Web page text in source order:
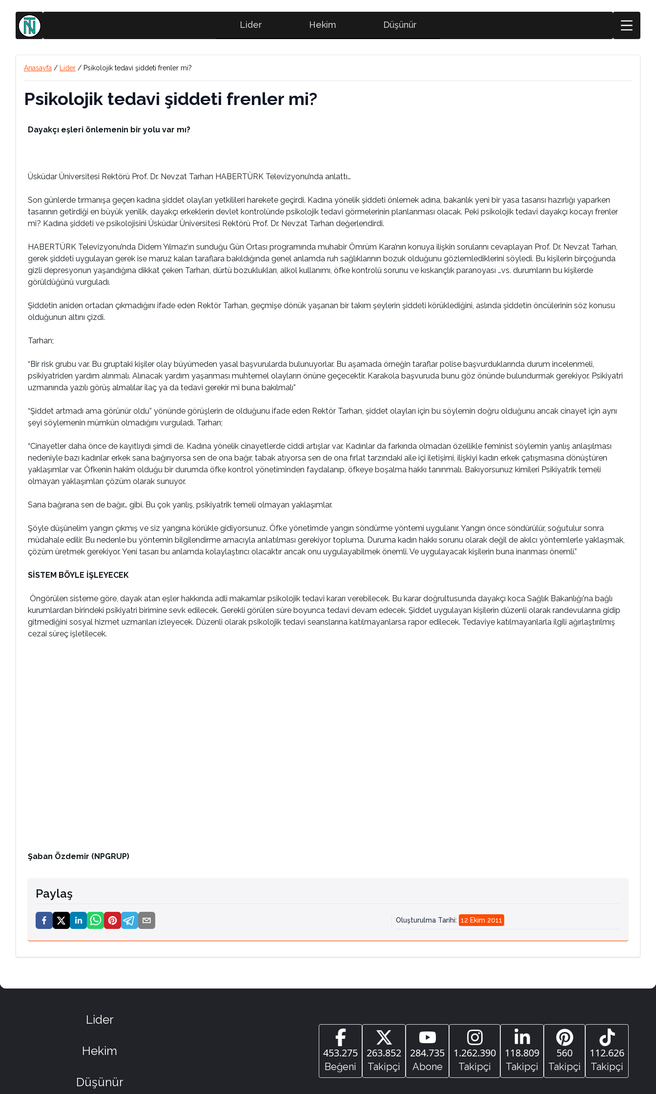
Lider Hekim Düşünür
Anasayfa / Lider / Psikolojik tedavi şiddeti frenler mi?
Psikolojik tedavi şiddeti frenler mi?
Dayakçı eşleri önlemenin bir yolu var mı?
Üsküdar Üniversitesi Rektörü Prof. Dr. Nevzat Tarhan HABERTÜRK Televizyonu’nda anlattı…
Son günlerde tırmanışa geçen kadına şiddet olayları yetkilileri harekete geçirdi. Kadına yönelik şiddeti önlemek adına, bakanlık yeni bir yasa tasarısı hazırlığı yaparken
tasarının getirdiği en büyük yenilik, dayakçı erkeklerin devlet kontrolünde psikolojik tedavi görmelerinin planlanması olacak. Peki psikolojik tedavi dayakçı kocayı frenler
mi? Kadına şiddeti ve psikolojisini Üsküdar Üniversitesi Rektörü Prof. Dr. Nevzat Tarhan değerlendirdi.
HABERTÜRK Televizyonu’nda Didem Yılmaz’ın sunduğu Gün Ortası programında muhabir Ömrüm Kara’nın konuya ilişkin sorularını cevaplayan Prof. Dr. Nevzat Tarhan,
gerek şiddeti uygulayan gerek ise maruz kalan taraflara bakıldığında genel anlamda ruh sağlıklarının bozuk olduğunu gözlemlediklerini söyledi. Bu kişilerin birçoğunda
gizli depresyonun yaşandığına dikkat çeken Tarhan, dürtü bozuklukları, alkol kullanımı, öfke kontrolü sorunu ve kıskançlık paranoyası …vs. durumların bu kişilerde
görüldüğünü vurguladı.
Şiddetin aniden ortadan çıkmadığını ifade eden Rektör Tarhan, geçmişe dönük yaşanan bir takım şeylerin şiddeti körüklediğini, aslında şiddetin öncülerinin söz konusu
olduğunun altını çizdi.
Tarhan;
“Bir risk grubu var. Bu gruptaki kişiler olay büyümeden yasal başvurularda bulunuyorlar. Bu aşamada örneğin taraflar polise başvurduklarında durum incelenmeli,
psikiyatriden yardım alınmalı. Alınacak yardım yaşanması muhtemel olayların önüne geçecektir. Karakola başvuruda bunu göz önünde bulundurmak gerekiyor. Psikiyatri
uzmanında yazılı görüş almalılar ilaç ya da tedavi gerekir mi buna bakılmalı”
“Şiddet artmadı ama görünür oldu” yönünde görüşlerin de olduğunu ifade eden Rektör Tarhan, şiddet olayları için bu söylemin doğru olduğunu ancak cinayet için aynı
şeyi söylemenin mümkün olmadığını vurguladı. Tarhan;
“Cinayetler daha önce de kayıtlıydı şimdi de. Kadına yönelik cinayetlerde ciddi artışlar var. Kadınlar da farkında olmadan özellikle feminist söylemin yanlış anlaşılması
nedeniyle bazı kadınlar erkek sana bağırıyorsa sen de ona bağır, tabak atıyorsa sen de ona fırlat tarzındaki aile içi iletişimi, ilişkiyi kadın erkek çatışmasına dönüştüren
yaklaşımlar var. Öfkenin hakim olduğu bir durumda öfke kontrol yönetiminden faydalanıp, öfkeye boşalma hakkı tanınmalı. Bakıyorsunuz kimileri Psikiyatrik temeli
olmayan yaklaşımları çözüm olarak sunuyor.
Sana bağırana sen de bağır… gibi. Bu çok yanlış, psikiyatrik temeli olmayan yaklaşımlar.
Şöyle düşünelim yangın çıkmış ve siz yangına körükle gidiyorsunuz. Öfke yönetimde yangın söndürme yöntemi uygulanır. Yangın önce söndürülür, soğutulur sonra
müdahale edilir. Bu nedenle bu yöntemin bilgilendirme amacıyla anlatılması gerekiyor topluma. Duruma kadın hakkı sorunu olarak değil de akılcı yöntemlerle yaklaşmak,
çözüm üretmek gerekiyor. Yeni tasarı bu anlamda kolaylaştırıcı olacaktır ancak onu uygulayabilmek önemli. Ve uygulayacak kişilerin buna inanması önemli.”
SİSTEM BÖYLE İŞLEYECEK
Öngörülen sisteme göre, dayak atan eşler hakkında adli makamlar psikolojik tedavi kararı verebilecek. Bu karar doğrultusunda dayakçı koca Sağlık Bakanlığı'na bağlı
kurumlardan birindeki psikiyatri birimine sevk edilecek. Gerekli görülen süre boyunca tedavi devam edecek. Şiddet uygulayan kişilerin düzenli olarak randevularına gidip
gitmediğini sosyal hizmet uzmanları izleyecek. Düzenli olarak psikolojik tedavi seanslarına katılmayanlarsa rapor edilecek. Tedaviye katılmayanlarla ilgili ağırlaştırılmış
cezai süreç işletilecek.
Şaban Özdemir (NPGRUP)
Paylaş
Oluşturulma Tarihi: 12 Ekim 2011
Lider
Hekim
Düşünür
453.275
Beğeni
263.852
Takipçi
284.735
Abone
1.262.390
Takipçi
118.809
Takipçi
560
Takipçi
112.626
Takipçi